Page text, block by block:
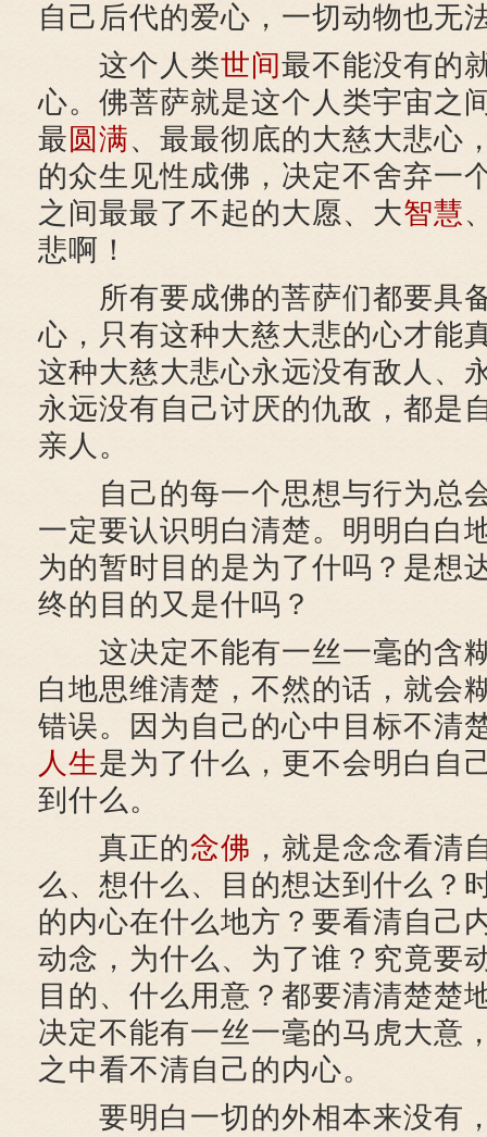
自己后代的爱心，一切动物也无
这个人类世间最不能没有的
心。佛菩萨就是这个人类宇宙之
最 圆满、最最彻底的大慈大悲心
的众生见性成佛，决定不舍弃一
之间最最了不起的大愿、大智慧
悲啊！
所有要成佛的菩萨们都要具
心，只有这种大慈大悲的心才能
这种大慈大悲心永远没有敌人、
永远没有自己讨厌的仇敌，都是
亲人。
自己的每一个思想与行为总
一定要认识明白清楚。明明白白
为的暂时目的是为了什吗？是想
终的目的又是什吗？
这决定不能有一丝一毫的含
白地思维清楚，不然的话，就会
错误。因为自己的心中目标不清
人生是为了什么，更不会明白自
到什么。
真正的念佛 ，就是念念看清
么、想什么、目的想达到什么？
的内心在什么地方？要看清自己
动念，为什么、为了谁？究竟要
目的、什么用意？都要清清楚楚
决定不能有一丝一毫的马虎大意
之中看不清自己的内心。
要明白一切的外相本来没有